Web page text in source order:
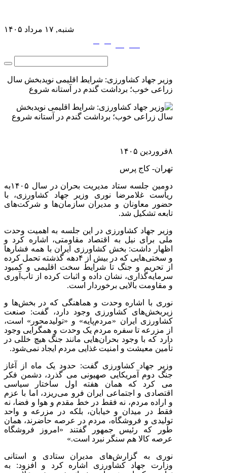
شنبه, ۱۷ مرداد ۱۴۰۵
وزیر جهاد کشاورزی: شرایط اقلیمی نویدبخش سال
زراعی خوب؛ برداشت گندم در آستانه شروع
۸فروردین ۱۴۰۵
تهران- کاج پرس
دومین جلسه ستاد مدیریت بحران در سال ۱۴۰۵به
ریاست غلامرضا نوری وزیر جهاد کشاورزی، با
حضور معاونان و مدیران سازمان‌ها و شرکت‌های
تابعه تشکیل شد.
وزیر جهاد کشاورزی در این جلسه به اهمیت وحدت
ملی برای نیل به اقتصاد مقاومتی، اشاره کرد و
اظهار داشت: بخش کشاورزی ایران با همه فشارها
و سختی‌هایی که در بیش از ۴دهه گذشته تحمل کرده
از تحریم و جنگ تا شرایط سخت اقلیمی و کمبود
سرمایه‌گذاری، نشان داده و اثبات کرده از تاب‌آوری
و مقاومت بالایی برخوردار است.
نوری با اشاره وحدت و هماهنگی که در بخش‌ها و
زیربخش‌های کشاورزی وجود دارد، گفت: صنعت
کشاورزی ایران «مردم‌پایه» و «تولید‌محور» است،
از مزرعه تا سفره مردم یک وحدت و همگرایی وجود
دارد که با وجود بحران‌هایی مانند جنگ هیچ خللی در
تأمین معیشت و امنیت غذایی مردم ایجاد نمی‌شود.
وزیر جهاد کشاورزی گفت: حدود یک ماه از آغاز
جنگ دوم آمریکایی صهیونی می گذرد، دشمن فکر
می کرد که همان هفته اول ساختار سیاسی
اقتصادی و اجتماعی ایران فرو می‌ریزد، اما با عزم
و اراده مردم، نه فقط در خط مقدم و هوا و فضا، نه
فقط در میدان و خیابان، بلکه در مزرعه و واحد
تولیدی و فروشگاه، مردم در عرصه حاضرند، همان
طور که رئیس جمهور گفتند «امروز فروشگاه
عرصه کالا هم سنگر نبرد است.»
نوری به گزارش‌های مدیران ستادی و استانی
وزارت جهاد کشاورزی اشاره کرد و افزود: به